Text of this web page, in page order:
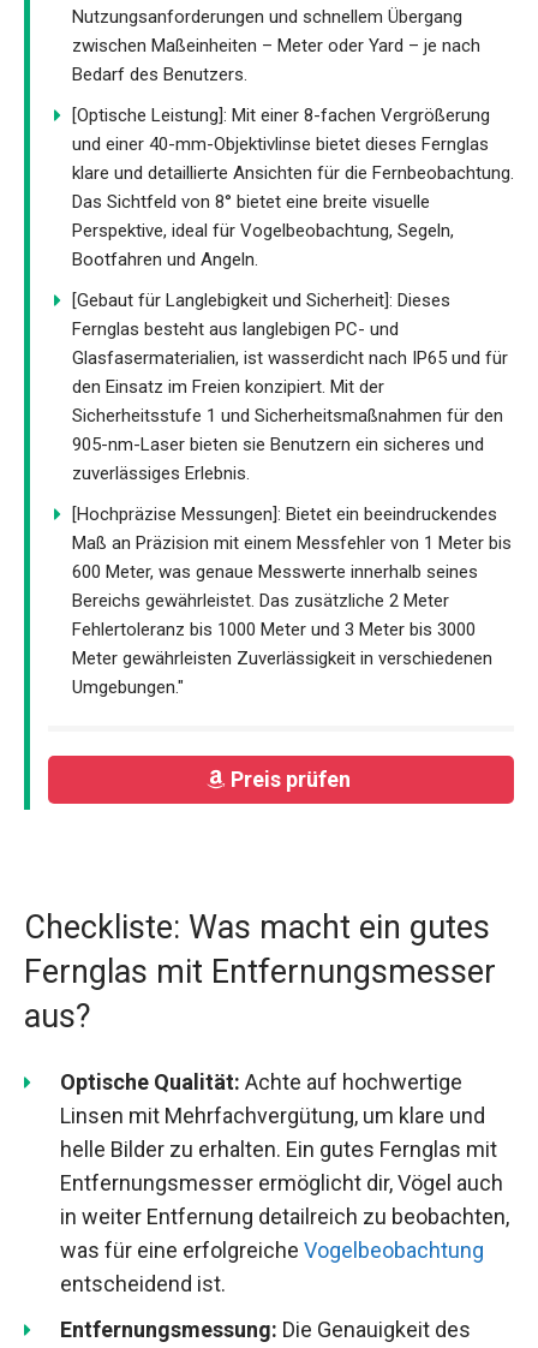
Nutzungsanforderungen und schnellem Übergang
zwischen Maßeinheiten – Meter oder Yard – je nach
Bedarf des Benutzers.
[Optische Leistung]: Mit einer 8-fachen Vergrößerung
und einer 40-mm-Objektivlinse bietet dieses Fernglas
klare und detaillierte Ansichten für die Fernbeobachtung.
Das Sichtfeld von 8° bietet eine breite visuelle
Perspektive, ideal für Vogelbeobachtung, Segeln,
Bootfahren und Angeln.
[Gebaut für Langlebigkeit und Sicherheit]: Dieses
Fernglas besteht aus langlebigen PC- und
Glasfasermaterialien, ist wasserdicht nach IP65 und für
den Einsatz im Freien konzipiert. Mit der
Sicherheitsstufe 1 und Sicherheitsmaßnahmen für den
905-nm-Laser bieten sie Benutzern ein sicheres und
zuverlässiges Erlebnis.
[Hochpräzise Messungen]: Bietet ein beeindruckendes
Maß an Präzision mit einem Messfehler von 1 Meter bis
600 Meter, was genaue Messwerte innerhalb seines
Bereichs gewährleistet. Das zusätzliche 2 Meter
Fehlertoleranz bis 1000 Meter und 3 Meter bis 3000
Meter gewährleisten Zuverlässigkeit in verschiedenen
Umgebungen."
Preis prüfen
Checkliste: Was macht ein gutes
Fernglas mit Entfernungsmesser
aus?
Optische Qualität: Achte auf hochwertige
Linsen mit Mehrfachvergütung, um klare und
helle Bilder zu erhalten. Ein gutes Fernglas mit
Entfernungsmesser ermöglicht dir, Vögel auch
in weiter Entfernung detailreich zu beobachten,
was für eine erfolgreiche Vogelbeobachtung
entscheidend ist.
Entfernungsmessung: Die Genauigkeit des